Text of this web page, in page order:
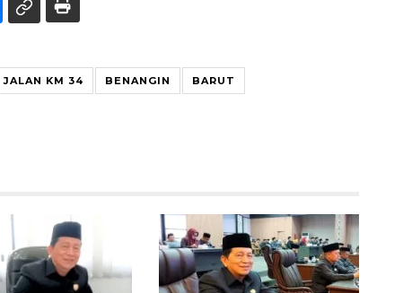
JALAN KM 34 BENANGIN BARUT